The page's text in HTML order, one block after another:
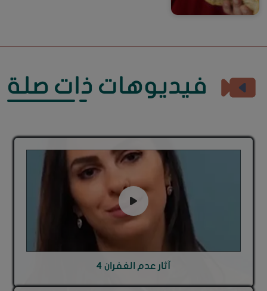
فيديوهات ذات صلة
آثار عدم الغفران 4